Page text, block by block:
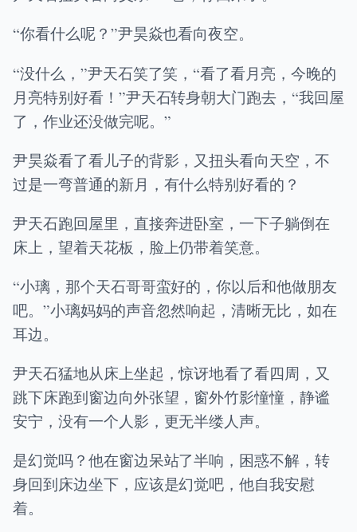
“你看什么呢？”尹昊焱也看向夜空。
“没什么，”尹天石笑了笑，“看了看月亮，今晚的
月亮特别好看！”尹天石转身朝大门跑去，“我回屋
了，作业还没做完呢。”
尹昊焱看了看儿子的背影，又扭头看向天空，不
过是一弯普通的新月，有什么特别好看的？
尹天石跑回屋里，直接奔进卧室，一下子躺倒在
床上，望着天花板，脸上仍带着笑意。
“小璃，那个天石哥哥蛮好的，你以后和他做朋友
吧。”小璃妈妈的声音忽然响起，清晰无比，如在
耳边。
尹天石猛地从床上坐起，惊讶地看了看四周，又
跳下床跑到窗边向外张望，窗外竹影憧憧，静谧
安宁，没有一个人影，更无半缕人声。
是幻觉吗？他在窗边呆站了半响，困惑不解，转
身回到床边坐下，应该是幻觉吧，他自我安慰
着。